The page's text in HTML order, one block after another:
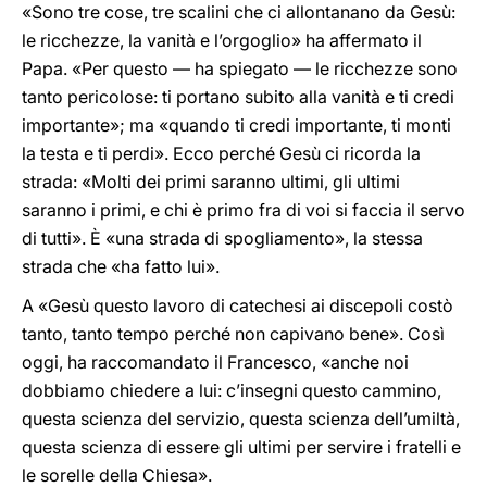
«Sono tre cose, tre scalini che ci allontanano da Gesù:
le ricchezze, la vanità e l’orgoglio» ha affermato il
Papa. «Per questo — ha spiegato — le ricchezze sono
tanto pericolose: ti portano subito alla vanità e ti credi
importante»; ma «quando ti credi importante, ti monti
la testa e ti perdi». Ecco perché Gesù ci ricorda la
strada: «Molti dei primi saranno ultimi, gli ultimi
saranno i primi, e chi è primo fra di voi si faccia il servo
di tutti». È «una strada di spogliamento», la stessa
strada che «ha fatto lui».
A «Gesù questo lavoro di catechesi ai discepoli costò
tanto, tanto tempo perché non capivano bene». Così
oggi, ha raccomandato il Francesco, «anche noi
dobbiamo chiedere a lui: c’insegni questo cammino,
questa scienza del servizio, questa scienza dell’umiltà,
questa scienza di essere gli ultimi per servire i fratelli e
le sorelle della Chiesa».